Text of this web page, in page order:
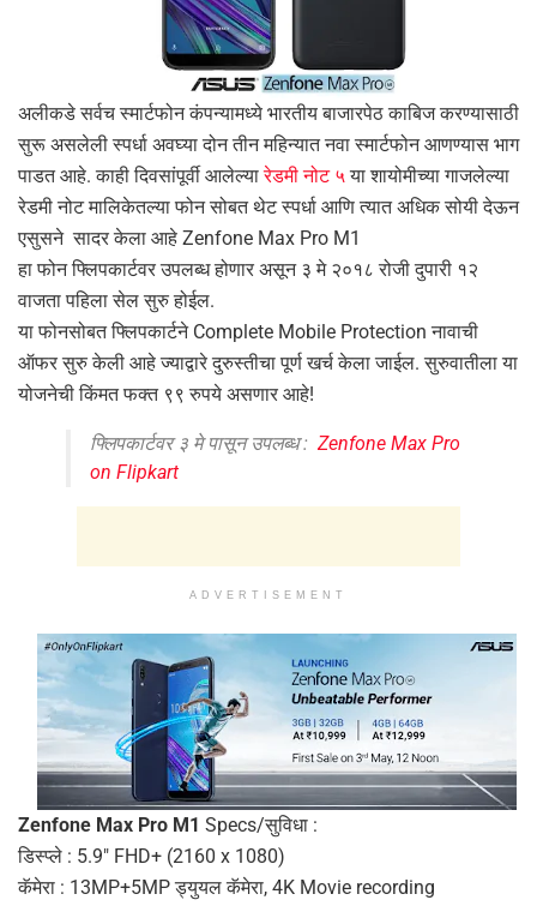
अलीकडे सर्वच स्मार्टफोन कंपन्यामध्ये भारतीय बाजारपेठ काबिज करण्यासाठी
सुरू असलेली स्पर्धा अवघ्या दोन तीन महिन्यात नवा स्मार्टफोन आणण्यास भाग
पाडत आहे. काही दिवसांपूर्वी आलेल्यारेडमी नोट ५या शायोमीच्या गाजलेल्या
रेडमी नोट मालिकेतल्या फोन सोबत थेट स्पर्धा आणि त्यात अधिक सोयी देऊन
एसुसने सादर केला आहे Zenfone Max Pro M1
हा फोन फ्लिपकार्टवर उपलब्ध होणार असून ३ मे २०१८ रोजी दुपारी १२
वाजता पहिला सेल सुरु होईल.
या फोनसोबत फ्लिपकार्टने Complete Mobile Protection नावाची
ऑफर सुरु केली आहे ज्याद्वारे दुरुस्तीचा पूर्ण खर्च केला जाईल. सुरुवातीला या
योजनेची किंमत फक्त ९९ रुपये असणार आहे!
फ्लिपकार्टवर ३ मे पासून उपलब्ध : Zenfone Max Pro
on Flipkart
ADVERTISEMENT
Zenfone Max Pro M1 Specs/सुविधा :
डिस्प्ले : 5.9″ FHD+ (2160 x 1080)
कॅमेरा : 13MP+5MP ड्युयल कॅमेरा, 4K Movie recording